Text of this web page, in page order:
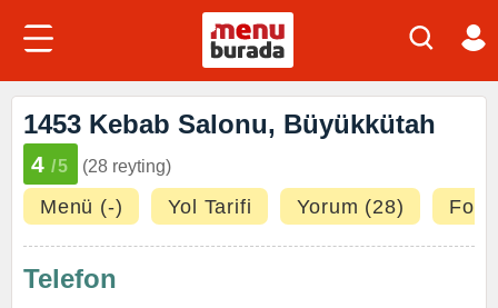
1453 Kebab Salonu, Büyükkütah
4 /5 (28 reyting)
Menü (-) Yol Tarifi Yorum (28)
Telefon